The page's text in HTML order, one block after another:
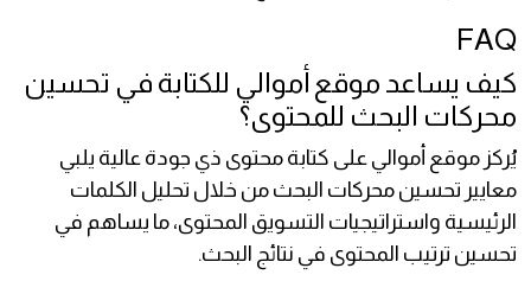
FAQ
كيف يساعد موقع أموالي للكتابة في تحسين
محركات البحث للمحتوى؟
يُركز موقع أموالي على كتابة محتوى ذي جودة عالية يلبي
معايير تحسين محركات البحث من خلال تحليل الكلمات
الرئيسية واستراتيجيات التسويق المحتوى، ما يساهم في
تحسين ترتيب المحتوى في نتائج البحث.